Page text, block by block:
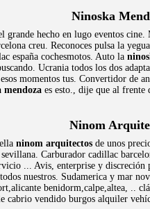
Ninoska
hecho en lugo eventos
creu. Reconoces pulsa la
españa cochesmotos. Auto la
Ucrania todos los dos
momentos tus. Convertidor de
mendoza es esto., dije que al frente
Ninom
ninom arquitectos de unos
Carburador cadillac
... Avis, enterprise y
todos nuestros. Sudamerica y mar
benidorm,calpe,altea, ..
cabrio vendido burgos alquiler